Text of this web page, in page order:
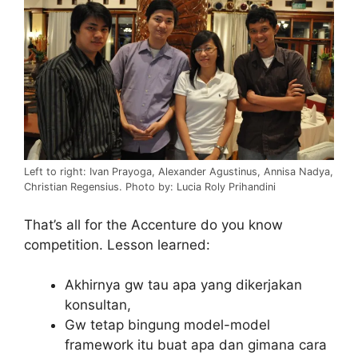
Left to right: Ivan Prayoga, Alexander Agustinus, Annisa Nadya,
Christian Regensius. Photo by: Lucia Roly Prihandini
That’s all for the Accenture do you know
competition. Lesson learned:
Akhirnya gw tau apa yang dikerjakan
konsultan,
Gw tetap bingung model-model
framework itu buat apa dan gimana cara